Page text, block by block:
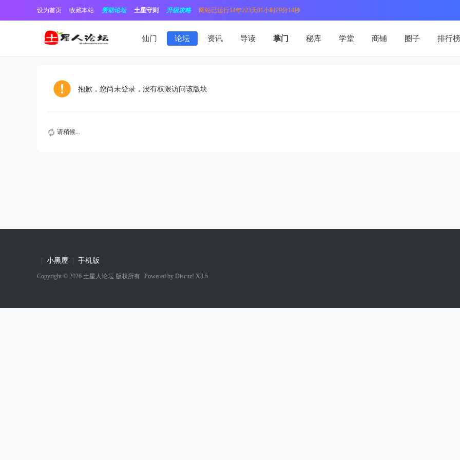
设为首页 收藏本站 赞助论坛 土星守则 升级攻略 网站已运行14年223天01小时29分14秒
仙门 论坛 资讯 导读 掌门 秘库 学堂 商铺 圈子 排行榜
抱歉，您尚未登录，没有权限访问该版块
请稍候...
小黑屋 手机版
Copyright © 2026 土星人论坛 版权所有 Powered by Discuz! X3.5